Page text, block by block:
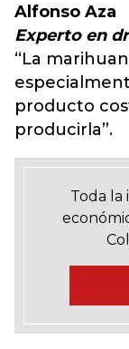
Alfonso Aza
Experto en
“La
producto
producirla”.
Toda la